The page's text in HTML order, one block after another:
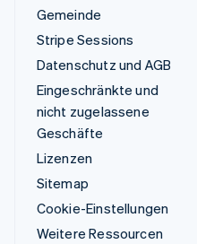
Gemeinde
Stripe Sessions
Datenschutz und AGB
Eingeschränkte und
nicht zugelassene
Geschäfte
Lizenzen
Sitemap
Cookie-Einstellungen
Weitere Ressourcen